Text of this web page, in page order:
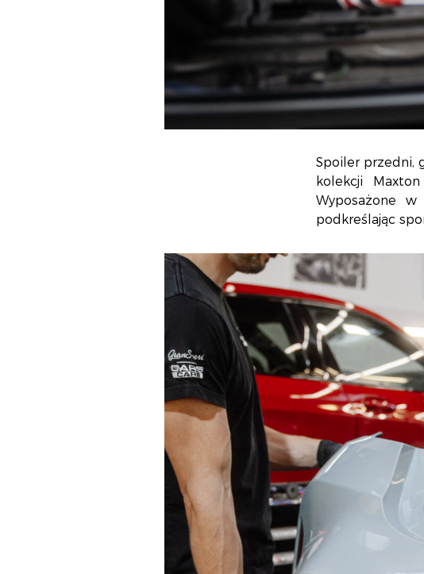
Spoiler przedni,
kolekcji
Wyposażone
podkreślając